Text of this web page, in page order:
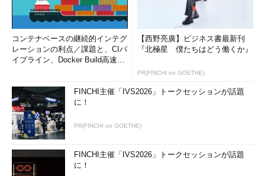
コンテナベースの継続的インテグ
レーションの利点／課題と、CIパ
イプライン、Docker Build高速化
【西野亮廣】ビジネス書最新刊
『北極星 僕たちはどう働くか』
PR(FINCHI on GOETHE)
FINCHI主催「IVS2026」トークセッションが話題
に！
PR(FINCHI on GOETHE)
FINCHI主催「IVS2026」トークセッションが話題
に！